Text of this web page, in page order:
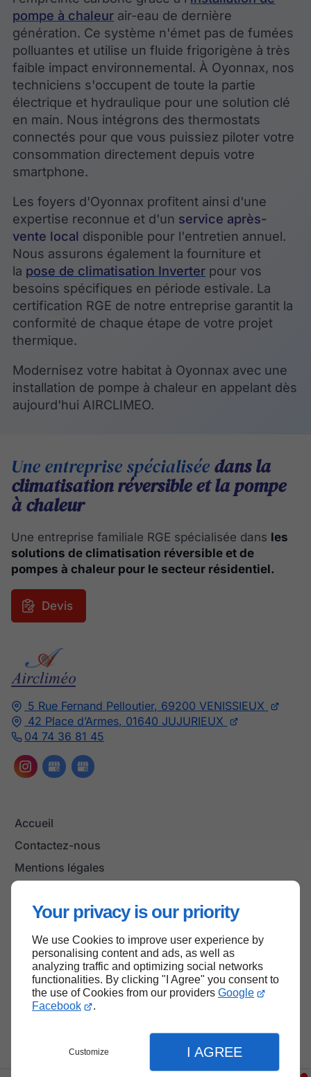
Your privacy is our priority
We use Cookies to improve user experience by
personalising content and ads, as well as
analyzing traffic and optimizing social networks
functionalities. By clicking "I Agree" you consent to
the use of Cookies from our providers Google
Facebook
.
Customize I AGREE
pompe à chaleur air-eau de dernière
génération. Ce système n'émet pas de fumées
polluantes et utilise un fluide frigorigène à très
faible impact environnemental. À Oyonnax, nos
techniciens s'occupent de toute la partie
électrique et hydraulique pour une solution clé
en main. Nous intégrons des thermostats
connectés pour que vous puissiez piloter votre
consommation directement depuis votre
smartphone.
Les foyers d'Oyonnax profitent ainsi d'une
expertise reconnue et d'un service après-
vente local disponible pour l'entretien annuel.
Nous assurons également la fourniture et
la pose de climatisation Inverter pour vos
besoins spécifiques en période estivale. La
certification RGE de notre entreprise garantit la
conformité de chaque étape de votre projet
thermique.
Modernisez votre habitat à Oyonnax avec une
installation de pompe à chaleur en appelant dès
aujourd'hui AIRCLIMEO.
5 Rue Fernand Pelloutier, 69200 VENISSIEUX
42 Place d’Armes, 01640 JUJURIEUX
04 74 36 81 45
Accueil
Contactez-nous
Mentions légales
Une entreprise spécialiséedans la
climatisation réversible et la pompe
à chaleur
Une entreprise familiale RGE spécialisée dans les
solutions de climatisation réversible et de
pompes à chaleur pour le secteur résidentiel.
Devis
Haut de page